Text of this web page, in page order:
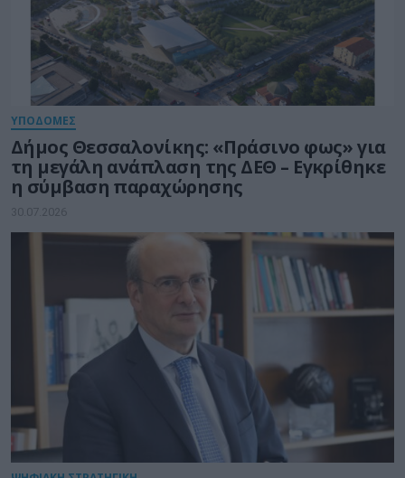
ΥΠΟΔΟΜΕΣ
Δήμος Θεσσαλονίκης: «Πράσινο φως» για
τη μεγάλη ανάπλαση της ΔΕΘ – Εγκρίθηκε
η σύμβαση παραχώρησης
30.07.2026